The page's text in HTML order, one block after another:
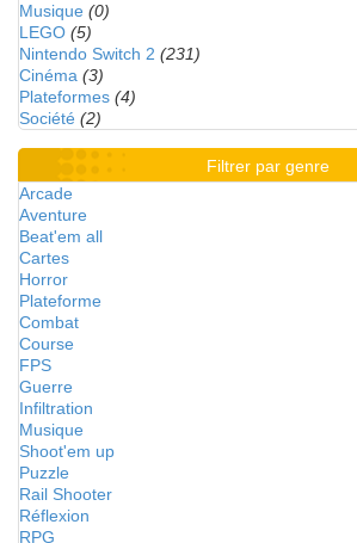
Musique (0)
LEGO (5)
Nintendo Switch 2 (231)
Cinéma (3)
Plateformes (4)
Société (2)
Filtrer par genre
Arcade
Aventure
Beat'em all
Cartes
Horror
Plateforme
Combat
Course
FPS
Guerre
Infiltration
Musique
Shoot'em up
Puzzle
Rail Shooter
Réflexion
RPG